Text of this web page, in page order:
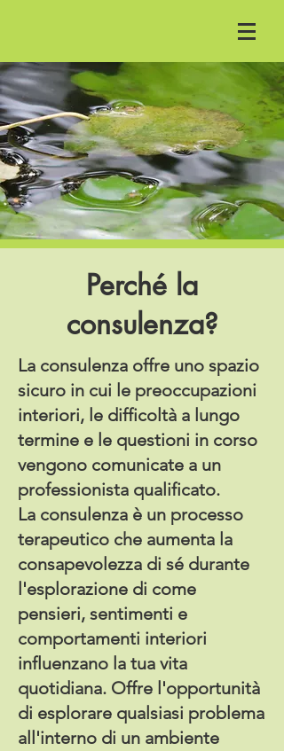
Perché la
consulenza?
La consulenza offre uno spazio
sicuro in cui le preoccupazioni
interiori, le difficoltà a lungo
termine e le questioni in corso
vengono comunicate a un
professionista qualificato.
La consulenza è un processo
terapeutico che aumenta la
consapevolezza di sé durante
l'esplorazione di come
pensieri, sentimenti e
comportamenti interiori
influenzano la tua vita
quotidiana. Offre l'opportunità
di esplorare qualsiasi problema
all'interno di un ambiente